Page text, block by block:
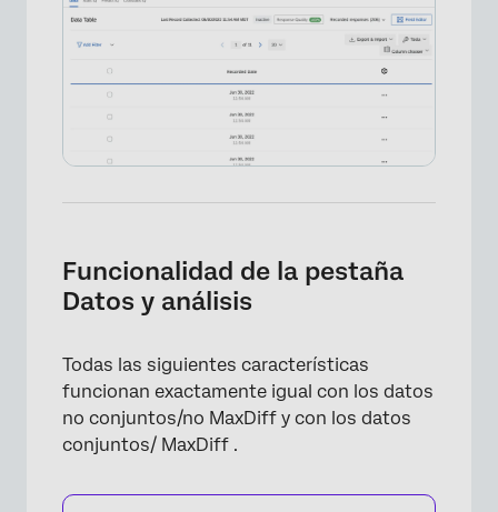
Funcionalidad de la pestaña
Datos y análisis
Todas las siguientes características
funcionan exactamente igual con los datos
no conjuntos/no MaxDiff y con los datos
conjuntos/ MaxDiff .